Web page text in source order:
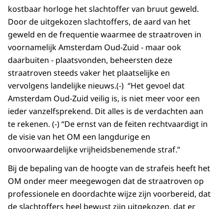
kostbaar horloge het slachtoffer van bruut geweld.
Door de uitgekozen slachtoffers, de aard van het
geweld en de frequentie waarmee de straatroven in
voornamelijk Amsterdam Oud-Zuid - maar ook
daarbuiten - plaatsvonden, beheersten deze
straatroven steeds vaker het plaatselijke en
vervolgens landelijke nieuws.(-) “Het gevoel dat
Amsterdam Oud-Zuid veilig is, is niet meer voor een
ieder vanzelfsprekend. Dit alles is de verdachten aan
te rekenen. (-) “De ernst van de feiten rechtvaardigt in
de visie van het OM een langdurige en
onvoorwaardelijke vrijheidsbenemende straf.”
Bij de bepaling van de hoogte van de strafeis heeft het
OM onder meer meegewogen dat de straatroven op
professionele en doordachte wijze zijn voorbereid, dat
de slachtoffers heel bewust zijn uitgekozen, dat er